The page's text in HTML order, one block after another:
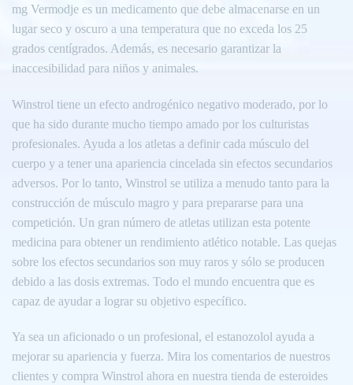
mg Vermodje es un medicamento que debe almacenarse en un
lugar seco y oscuro a una temperatura que no exceda los 25
grados centígrados. Además, es necesario garantizar la
inaccesibilidad para niños y animales.
Winstrol tiene un efecto androgénico negativo moderado, por lo
que ha sido durante mucho tiempo amado por los culturistas
profesionales. Ayuda a los atletas a definir cada músculo del
cuerpo y a tener una apariencia cincelada sin efectos secundarios
adversos. Por lo tanto, Winstrol se utiliza a menudo tanto para la
construcción de músculo magro y para prepararse para una
competición. Un gran número de atletas utilizan esta potente
medicina para obtener un rendimiento atlético notable. Las quejas
sobre los efectos secundarios son muy raros y sólo se producen
debido a las dosis extremas. Todo el mundo encuentra que es
capaz de ayudar a lograr su objetivo específico.
Ya sea un aficionado o un profesional, el estanozolol ayuda a
mejorar su apariencia y fuerza. Mira los comentarios de nuestros
clientes y compra Winstrol ahora en nuestra tienda de esteroides